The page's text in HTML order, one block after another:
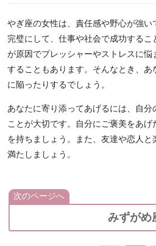
やぎ座の女性は、責任感や野心が強い
完璧にして、仕事や社会で成功する
が原因でプレッシャーやストレスに悩
することもあります。そんなとき、あ
に陥ったりするでしょう。
あなたに寄り添ってあげるには、自分
ことが大切です。自分にご褒美をあ
を持ちましょう。また、友達や恋人
満たしましょう。
次のページへ
みずがめ